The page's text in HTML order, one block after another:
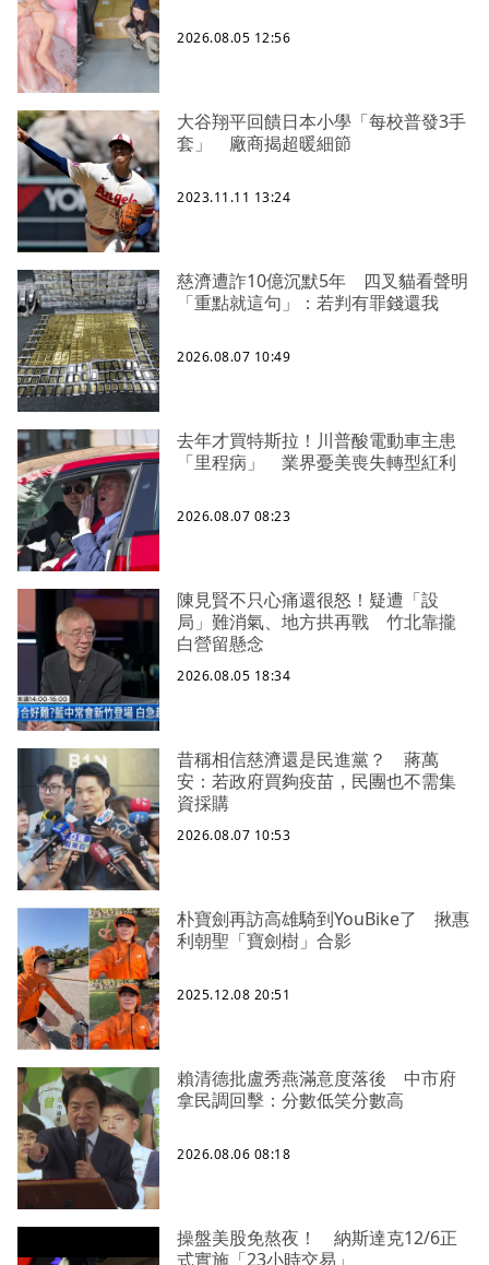
2026.08.05 12:56
大谷翔平回饋日本小學「每校普發3手
套」 廠商揭超暖細節
2023.11.11 13:24
慈濟遭詐10億沉默5年 四叉貓看聲明
「重點就這句」：若判有罪錢還我
2026.08.07 10:49
去年才買特斯拉！川普酸電動車主患
「里程病」 業界憂美喪失轉型紅利
2026.08.07 08:23
陳見賢不只心痛還很怒！疑遭「設
局」難消氣、地方拱再戰 竹北靠攏
白營留懸念
2026.08.05 18:34
昔稱相信慈濟還是民進黨？ 蔣萬
安：若政府買夠疫苗，民團也不需集
資採購
2026.08.07 10:53
朴寶劍再訪高雄騎到YouBike了 揪惠
利朝聖「寶劍樹」合影
2025.12.08 20:51
賴清德批盧秀燕滿意度落後 中市府
拿民調回擊：分數低笑分數高
2026.08.06 08:18
操盤美股免熬夜！ 納斯達克12/6正
式實施「23小時交易」